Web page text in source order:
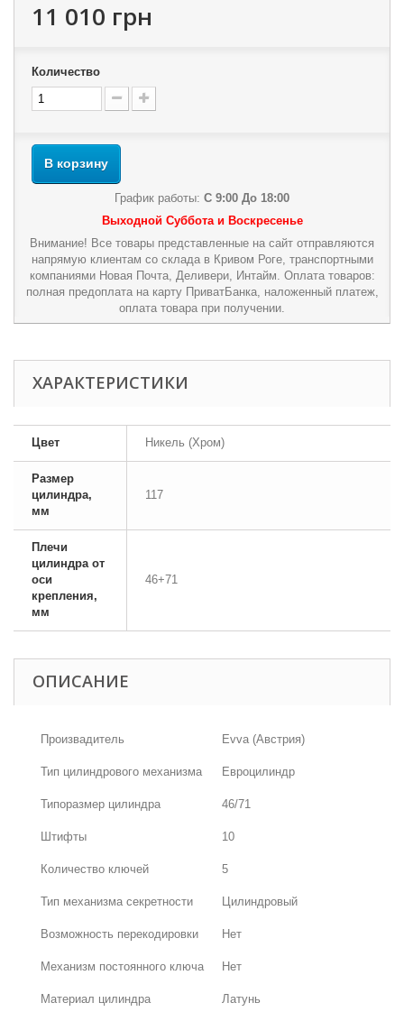
11 010 грн
Количество
В корзину
График работы: С 9:00 До 18:00
Выходной Суббота и Воскресенье
Внимание! Все товары представленные на сайт отправляются
напрямую клиентам со склада в Кривом Роге, транспортными
компаниями Новая Почта, Деливери, Интайм. Оплата товаров:
полная предоплата на карту ПриватБанка, наложенный платеж,
оплата товара при получении.
ХАРАКТЕРИСТИКИ
Цвет Никель (Хром)
Размер
цилиндра,
мм
117
Плечи
цилиндра от
оси
крепления,
мм
46+71
ОПИСАНИЕ
Произвадитель Evva (Австрия)
Тип цилиндрового механизма Евроцилиндр
Типоразмер цилиндра 46/71
Штифты 10
Количество ключей 5
Тип механизма секретности Цилиндровый
Возможность перекодировки Нет
Механизм постоянного ключа Нет
Материал цилиндра Латунь